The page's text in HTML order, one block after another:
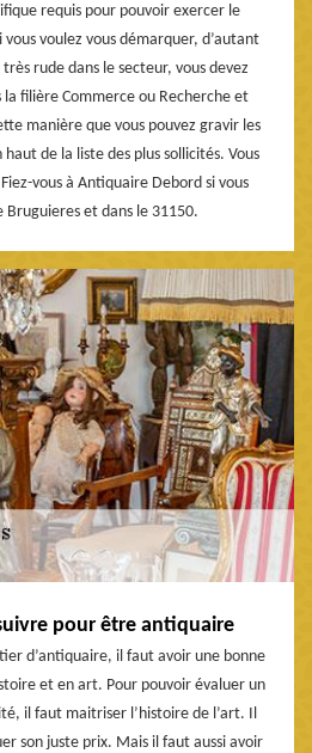
requis pour pouvoir exercer le
voulez vous démarquer, d’autant
rude dans le secteur, vous devez
la filière Commerce ou Recherche et
manière que vous pouvez gravir les
de la liste des plus sollicités. Vous
vous à Antiquaire Debord si vous
Bruguieres et dans le 31150.
pour être antiquaire
d’antiquaire, il faut avoir une bonne
et en art. Pour pouvoir évaluer un
il faut maitriser l’histoire de l’art. Il
son juste prix. Mais il faut aussi avoir